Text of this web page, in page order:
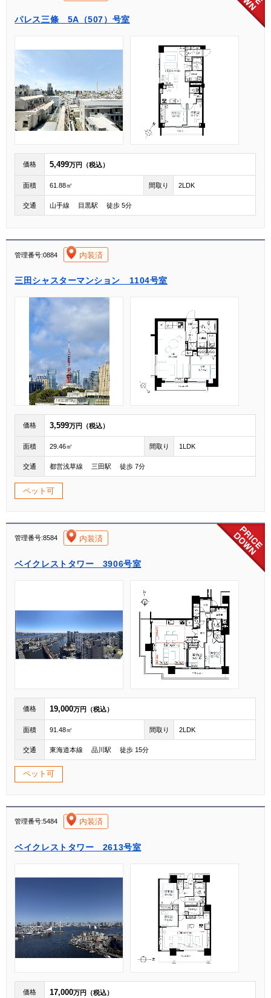
パレス三條 5A（507）号室
価格 5,499万円（税込）
面積 61.88㎡ 間取り 2LDK
交通 山手線 目黒駅 徒歩 5分
管理番号:0884 内装済
三田シャスターマンション 1104号室
価格 3,599万円（税込）
面積 29.46㎡ 間取り 1LDK
交通 都営浅草線 三田駅 徒歩 7分
ペット可
[004]
管理番号:8584 内装済
ベイクレストタワー 3906号室
価格 19,000万円（税込）
面積 91.48㎡ 間取り 2LDK
交通 東海道本線 品川駅 徒歩 15分
ペット可
[004]
管理番号:5484 内装済
ベイクレストタワー 2613号室
価格 17,000万円（税込）
[004]